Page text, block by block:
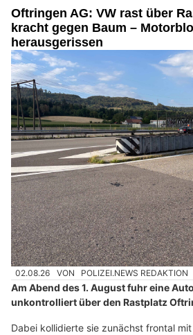
Oftringen AG: VW rast über
kracht gegen Baum –
herausgerissen
02.08.26 VON POLIZEI.NEWS REDAKTION
Am Abend des 1. August fuhr eine
unkontrolliert über den Rastplatz
Dabei kollidierte sie zunächst frontal